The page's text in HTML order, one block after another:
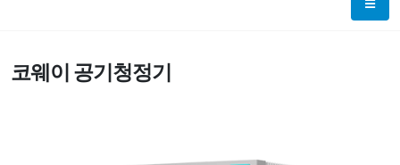
코웨이 공기청정기